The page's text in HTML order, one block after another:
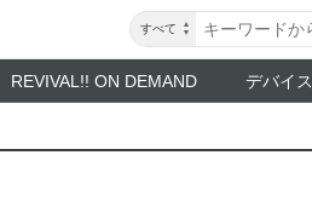
すべて
REVIVAL!! ON DEMAND デバイス